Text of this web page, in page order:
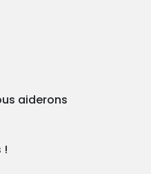
aiderons
!